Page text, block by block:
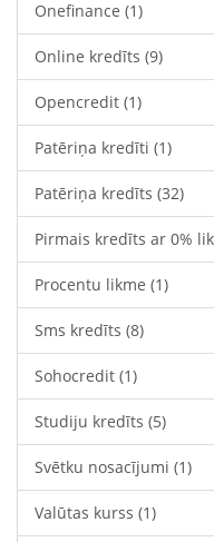
Onefinance (1)
Online kredīts (9)
Opencredit (1)
Patēriņa kredīti (1)
Patēriņa kredīts (32)
Pirmais kredīts ar 0%
Procentu likme (1)
Sms kredīts (8)
Sohocredit (1)
Studiju kredīts (5)
Svētku nosacījumi (1)
Valūtas kurss (1)